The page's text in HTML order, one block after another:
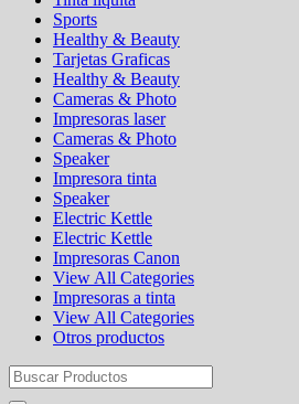
Sports
Healthy & Beauty
Tarjetas Graficas
Healthy & Beauty
Cameras & Photo
Impresoras laser
Cameras & Photo
Speaker
Impresora tinta
Speaker
Electric Kettle
Electric Kettle
Impresoras Canon
View All Categories
Impresoras a tinta
View All Categories
Otros productos
Search
for: